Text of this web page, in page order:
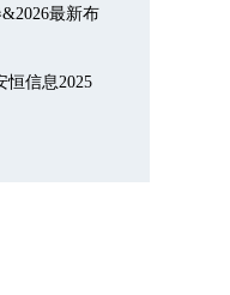
最新布
恒信息2025